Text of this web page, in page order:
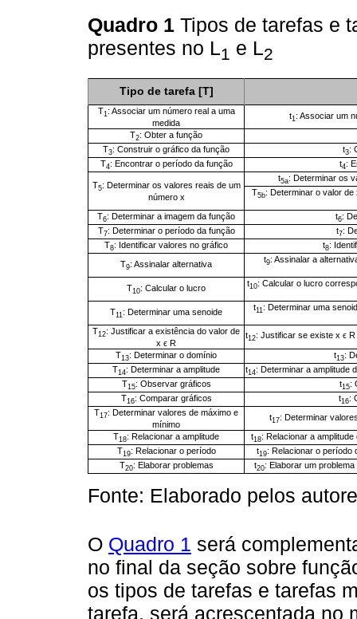
Quadro 1 Tipos de tarefas e
presentes no L1 e L2
Tipo de tarefa [T]
T1: Associar um número real a uma
medida
t1: Associar um
T2: Obter a função
T3: Construir o gráfico da função t3:
T4: Encontrar o período da função t4:
T5: Determinar os valores reais de um
número x
t5a: Determinar os
T5b: Determinar o valor
T6: Determinar a imagem da função t6:
T7: Determinar o período da função t7:
T8: Identificar valores no gráfico t8:
T9: Assinalar alternativa t9: Assinalar a
T10: Calcular o lucro t10: Calcular o lucro
T11: Determinar uma senoide t11: Determinar uma
T12: Justificar a existência do valor de
x ϵ R
t12: Justificar se existe x ϵ
T13: Determinar o domínio t13:
T14: Determinar a amplitude t14: Determinar a amplitude
T15: Observar gráficos t15:
T16: Comparar gráficos t16:
T17: Determinar valores de máximo e
mínimo
t17: Determinar
T18: Relacionar a amplitude t18: Relacionar a
T19: Relacionar o período t19: Relacionar o período
T20: Elaborar problemas t20: Elaborar um
Fonte: Elaborado pelos
O Quadro 1 será
no final da seção sobre
os tipos de tarefas e tarefas
tarefa, será acrescentada no